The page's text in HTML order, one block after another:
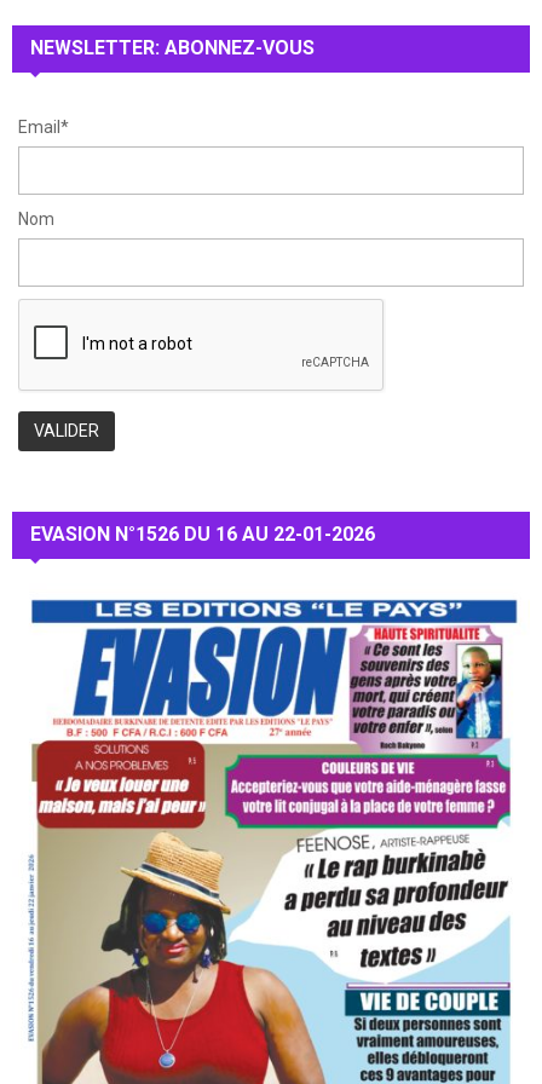
:
NEWSLETTER: ABONNEZ-VOUS
Email*
Nom
EVASION N°1526 DU 16 AU 22-01-2026